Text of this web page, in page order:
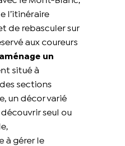
l’itinéraire
de rebasculer sur
aux coureurs
un
situé à
sections
un décor varié
seul ou
à gérer le